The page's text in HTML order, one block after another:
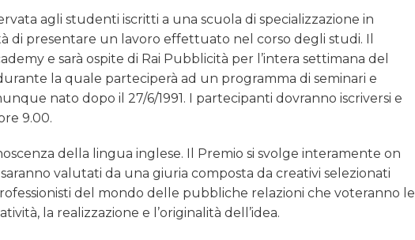
agli studenti iscritti a una scuola di specializzazione in
di presentare un lavoro effettuato nel corso degli studi. Il
e sarà ospite di Rai Pubblicità per l’intera settimana del
la quale parteciperà ad un programma di seminari e
nato dopo il 27/6/1991. I partecipanti dovranno iscriversi e
9.00.
della lingua inglese. Il Premio si svolge interamente on
valutati da una giuria composta da creativi selezionati
del mondo delle pubbliche relazioni che voteranno le
la realizzazione e l’originalità dell’idea.